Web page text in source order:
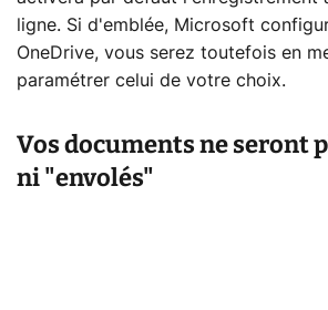
ligne. Si d'emblée, Microsoft
OneDrive, vous serez toutefois en
paramétrer celui de votre choix.
Vos documents ne seront
ni "envolés"